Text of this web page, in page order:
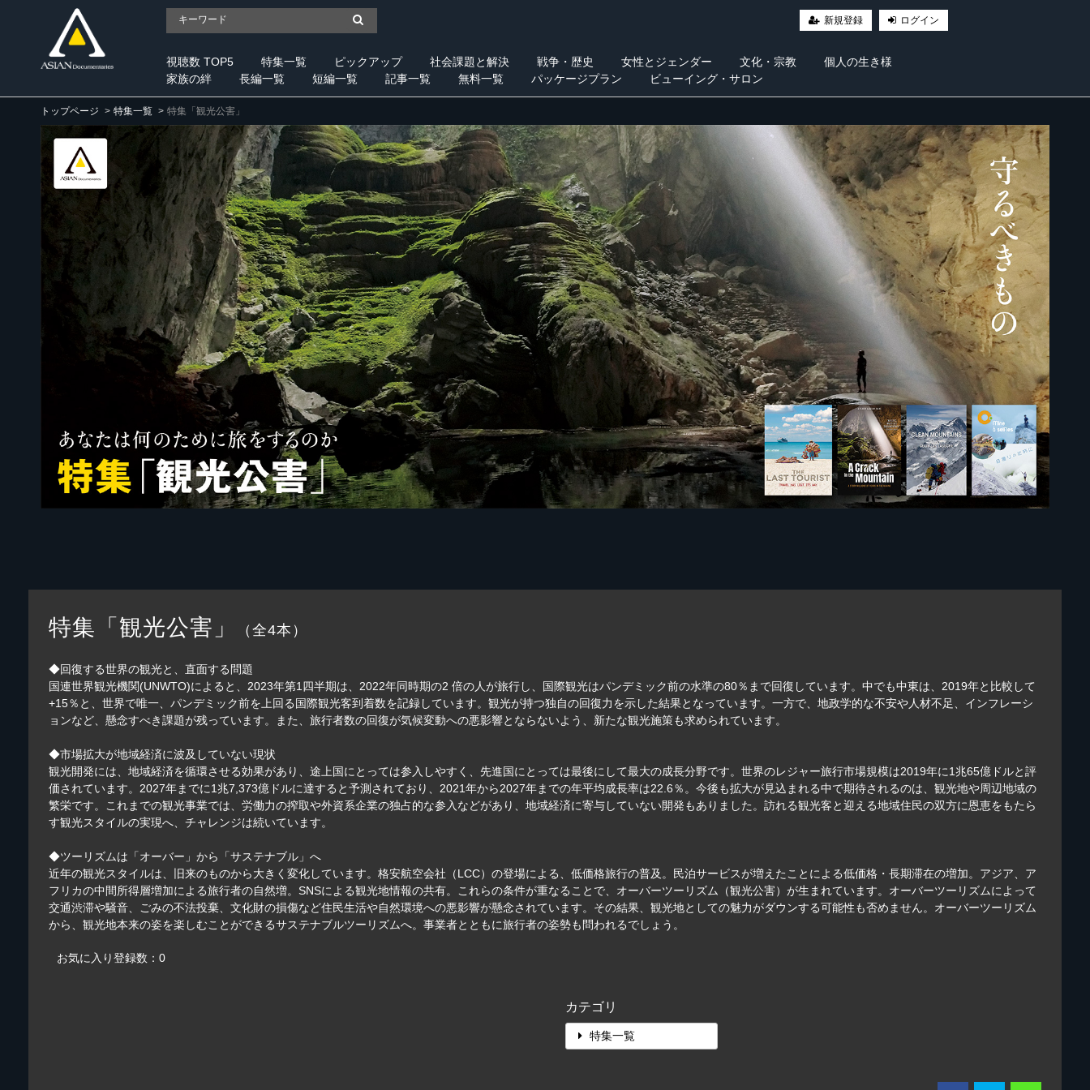
新規登録 ログイン
視聴数 TOP5 特集一覧 ピックアップ 社会課題と解決 戦争・歴史 女性とジェンダー 文化・宗教
個人の生き様
家族の絆
長編一覧 短編一覧 記事一覧 無料一覧 パッケージプラン ビューイング・サロン
トップページ 特集一覧 特集「観光公害」
特集「観光公害」 （全4本）
◆回復する世界の観光と、直面する問題
国連世界観光機関(UNWTO)によると、2023年第1四半期は、2022年同時期の2 倍の人が旅行し、国際観光はパンデミック前の水準の80％まで回復しています。中でも中東は、2019年と比較して
+15％と、世界で唯一、パンデミック前を上回る国際観光客到着数を記録しています。観光が持つ独自の回復力を示した結果となっています。一方で、地政学的な不安や人材不足、インフレーシ
ョンなど、懸念すべき課題が残っています。また、旅行者数の回復が気候変動への悪影響とならないよう、新たな観光施策も求められています。
◆市場拡大が地域経済に波及していない現状
観光開発には、地域経済を循環させる効果があり、途上国にとっては参入しやすく、先進国にとっては最後にして最大の成長分野です。世界のレジャー旅行市場規模は2019年に1兆65億ドルと評
価されています。2027年までに1兆7,373億ドルに達すると予測されており、2021年から2027年までの年平均成長率は22.6％。今後も拡大が見込まれる中で期待されるのは、観光地や周辺地域の
繁栄です。これまでの観光事業では、労働力の搾取や外資系企業の独占的な参入などがあり、地域経済に寄与していない開発もありました。訪れる観光客と迎える地域住民の双方に恩恵をもたら
す観光スタイルの実現へ、チャレンジは続いています。
◆ツーリズムは「オーバー」から「サステナブル」へ
近年の観光スタイルは、旧来のものから大きく変化しています。格安航空会社（LCC）の登場による、低価格旅行の普及。民泊サービスが増えたことによる低価格・長期滞在の増加。アジア、ア
フリカの中間所得層増加による旅行者の自然増。SNSによる観光地情報の共有。これらの条件が重なることで、オーバーツーリズム（観光公害）が生まれています。オーバーツーリズムによって
交通渋滞や騒音、ごみの不法投棄、文化財の損傷など住民生活や自然環境への悪影響が懸念されています。その結果、観光地としての魅力がダウンする可能性も否めません。オーバーツーリズム
から、観光地本来の姿を楽しむことができるサステナブルツーリズムへ。事業者とともに旅行者の姿勢も問われるでしょう。
お気に入り登録数：0
カテゴリ
特集一覧